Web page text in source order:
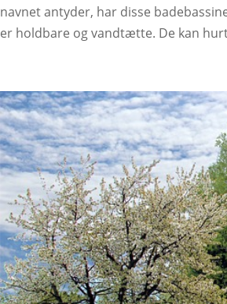
navnet antyder, har disse
er holdbare og vandtætte. De kan